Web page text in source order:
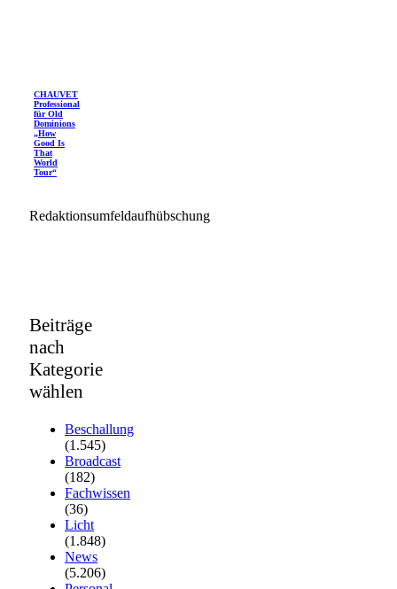
CHAUVET
Professional
für Old
Dominions
„How
Good Is
That
World
Tour“
Redaktionsumfeldaufhübschung
Beiträge
nach
Kategorie
wählen
Beschallung
(1.545)
Broadcast
(182)
Fachwissen
(36)
Licht
(1.848)
News
(5.206)